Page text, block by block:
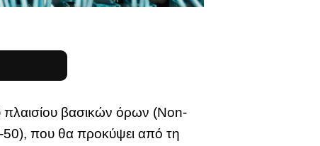
βασικών όρων (Non-
50), που θα προκύψει από τη